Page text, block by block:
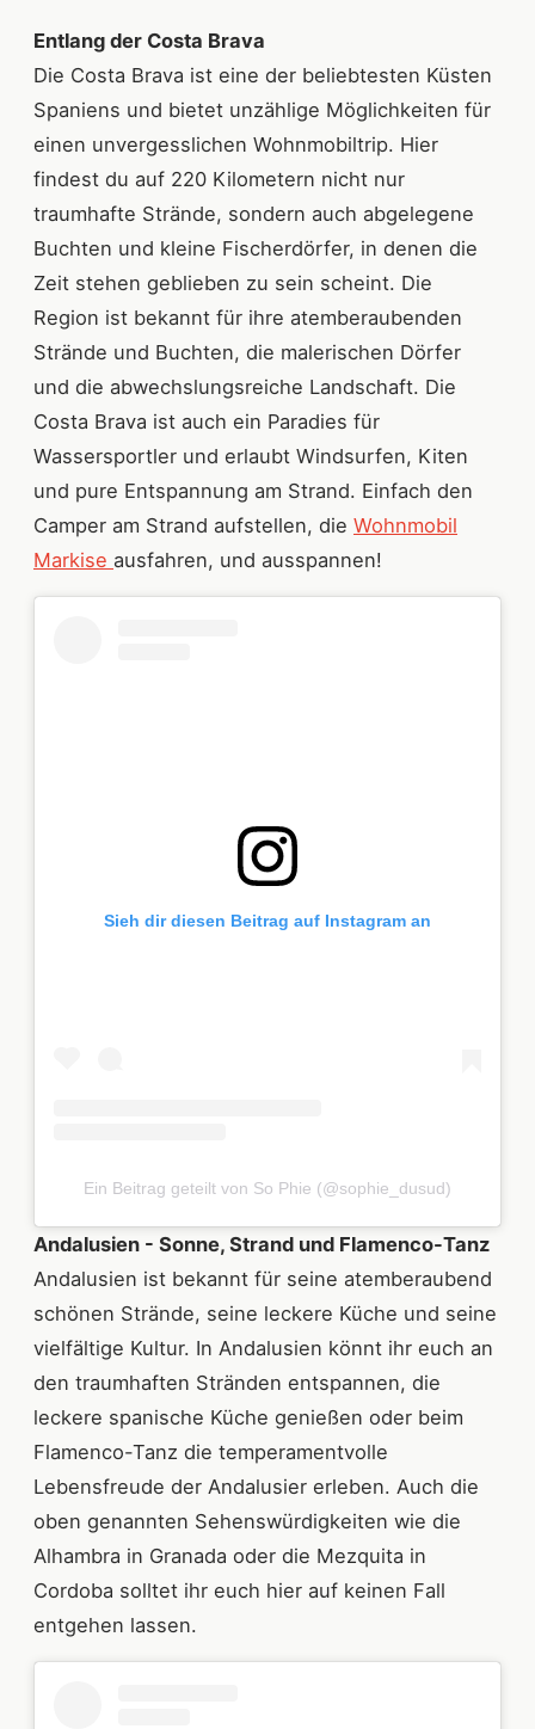
Entlang der Costa Brava
Die Costa Brava ist eine der beliebtesten Küsten
Spaniens und bietet unzählige Möglichkeiten für
einen unvergesslichen Wohnmobiltrip. Hier
findest du auf 220 Kilometern nicht nur
traumhafte Strände, sondern auch abgelegene
Buchten und kleine Fischerdörfer, in denen die
Zeit stehen geblieben zu sein scheint. Die
Region ist bekannt für ihre atemberaubenden
Strände und Buchten, die malerischen Dörfer
und die abwechslungsreiche Landschaft. Die
Costa Brava ist auch ein Paradies für
Wassersportler und erlaubt Windsurfen, Kiten
und pure Entspannung am Strand. Einfach den
Camper am Strand aufstellen, die Wohnmobil
Markise ausfahren, und ausspannen!
Sieh dir diesen Beitrag auf Instagram an
Ein Beitrag geteilt von So Phie (@sophie_dusud)
Andalusien - Sonne, Strand und Flamenco-Tanz
Andalusien ist bekannt für seine atemberaubend
schönen Strände, seine leckere Küche und seine
vielfältige Kultur. In Andalusien könnt ihr euch an
den traumhaften Stränden entspannen, die
leckere spanische Küche genießen oder beim
Flamenco-Tanz die temperamentvolle
Lebensfreude der Andalusier erleben. Auch die
oben genannten Sehenswürdigkeiten wie die
Alhambra in Granada oder die Mezquita in
Cordoba solltet ihr euch hier auf keinen Fall
entgehen lassen.